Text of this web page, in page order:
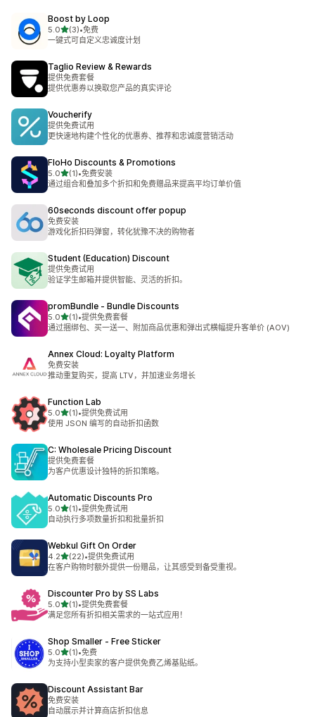
Boost by Loop
5.0星（满分 5 星）
(3)
总共 3 条评论
•免费
一键式可自定义忠诚度计划
Taglio Review & Rewards
提供免费套餐
提供优惠券以换取您产品的真实评论
Voucherify
提供免费试用
更快速地构建个性化的优惠券、推荐和忠诚度营销活动
FloHo Discounts & Promotions
5.0星（满分 5 星）
(1)
总共 1 条评论
•免费安装
通过组合和叠加多个折扣和免费赠品来提高平均订单价值
60seconds discount offer popup
免费安装
游戏化折扣码弹窗，转化犹豫不决的购物者
Student (Education) Discount
提供免费试用
验证学生邮箱并提供智能、灵活的折扣。
promBundle ‑ Bundle Discounts
5.0星（满分 5 星）
(1)
总共 1 条评论
•提供免费套餐
通过捆绑包、买一送一、附加商品优惠和弹出式横幅提升客单价 (AOV)
Annex Cloud: Loyalty Platform
免费安装
推动重复购买，提高 LTV，并加速业务增长
Function Lab
5.0星（满分 5 星）
(1)
总共 1 条评论
•提供免费试用
使用 JSON 编写的自动折扣函数
C: Wholesale Pricing Discount
提供免费套餐
为客户优惠设计独特的折扣策略。
Automatic Discounts Pro
5.0星（满分 5 星）
(1)
总共 1 条评论
•提供免费试用
自动执行多项数量折扣和批量折扣
Webkul Gift On Order
4.2星（满分 5 星）
(22)
总共 22 条评论
•提供免费试用
在客户购物时额外提供一份赠品，让其感受到备受重视。
Discounter Pro by SS Labs
5.0星（满分 5 星）
(1)
总共 1 条评论
•提供免费套餐
满足您所有折扣相关需求的一站式应用！
Shop Smaller ‑ Free Sticker
5.0星（满分 5 星）
(1)
总共 1 条评论
•免费
为支持小型卖家的客户提供免费乙烯基贴纸。
Discount Assistant Bar
免费安装
自动展示并计算商店折扣信息